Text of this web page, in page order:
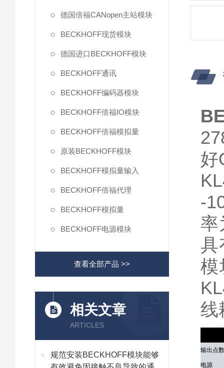
德国倍福CANopen主站模块
BECKHOFF现货模块
德国进口BECKHOFF模块
BECKHOFF通讯
BECKHOFF编码器模块
BECKHOFF倍福IO模块
BECKHOFF倍福模拟量
原装BECKHOFF模块
BECKHOFF模拟量输入
BECKHOFF倍福代理
BECKHOFF模拟量
BECKHOFF电源模块
查看全部产品 >>
相关文章
ARTICLES
规范安装BECKHOFF模块能够
好
-
率
具
模
线
输出点
电源